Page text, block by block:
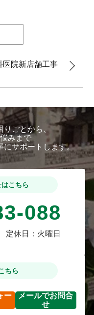
医院新店舗工事
りごとから、
みまで
にサポートします。
こちら
088
定休日：火曜日
ちら
ー
メールでお問合
せ